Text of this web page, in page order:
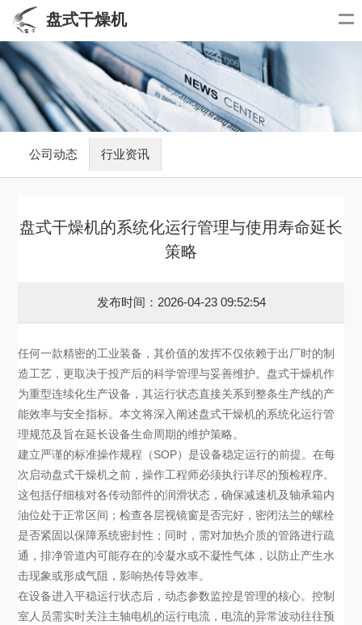
盘式干燥机
公司动态 行业资讯
盘式干燥机的系统化运行管理与使用寿命延长
策略
发布时间：2026-04-23 09:52:54
任何一款精密的工业装备，其价值的发挥不仅依赖于出厂时的制
造工艺，更取决于投产后的科学管理与妥善维护。盘式干燥机作
为重型连续化生产设备，其运行状态直接关系到整条生产线的产
能效率与安全指标。本文将深入阐述盘式干燥机的系统化运行管
理规范及旨在延长设备生命周期的维护策略。
建立严谨的标准操作规程（SOP）是设备稳定运行的前提。在每
次启动盘式干燥机之前，操作工程师必须执行详尽的预检程序。
这包括仔细核对各传动部件的润滑状态，确保减速机及轴承箱内
油位处于正常区间；检查各层视镜窗是否完好，密闭法兰的螺栓
是否紧固以保障系统密封性；同时，需对加热介质的管路进行疏
通，排净管道内可能存在的冷凝水或不凝性气体，以防止产生水
击现象或形成气阻，影响热传导效率。
在设备进入平稳运行状态后，动态参数监控是管理的核心。控制
室人员需实时关注主轴电机的运行电流，电流的异常波动往往预